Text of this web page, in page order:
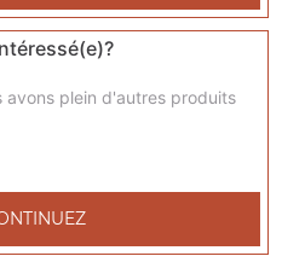
avons plein d'autres produits